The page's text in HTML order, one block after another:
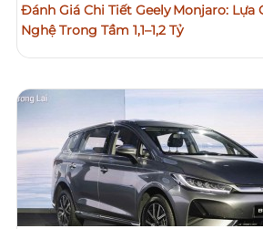
Đánh Giá Chi Tiết Geely Monjaro: Lựa
Nghệ Trong Tầm 1,1–1,2 Tỷ